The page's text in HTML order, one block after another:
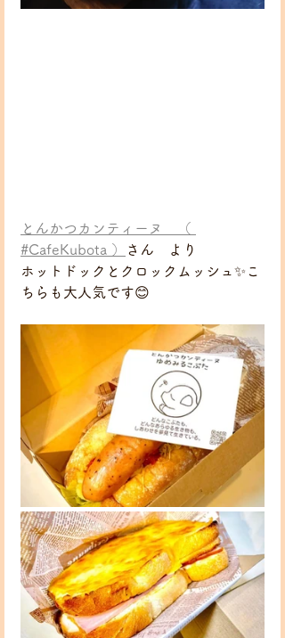
とんかつカンティーヌ　（
#CafeKubota ）
さん　より
ホットドックとクロックムッシュ✨こ
ちらも大人気です😊